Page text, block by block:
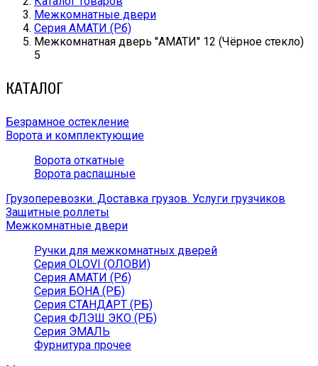
Межкомнатные двери
Серия АМАТИ (Рб)
Межкомнатная дверь ''АМАТИ'' 12 (Чёрное стекло)
5
КАТАЛОГ
Безрамное остекление
Ворота и комплектующие
Ворота откатные
Ворота распашные
Грузоперевозки. Доставка грузов. Услуги грузчиков
Защитные роллеты
Межкомнатные двери
Ручки для межкомнатных дверей
Серия OLOVI (ОЛОВИ)
Серия АМАТИ (Рб)
Серия БОНА (РБ)
Серия СТАНДАРТ (РБ)
Серия ФЛЭШ ЭКО (РБ)
Серия ЭМАЛЬ
Фурнитура прочее